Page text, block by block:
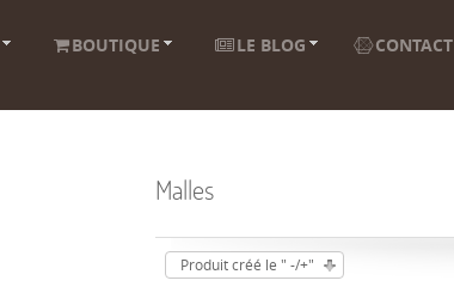
BOUTIQUE LE BLOG CONTACT
Malles
Produit créé le " -/+"